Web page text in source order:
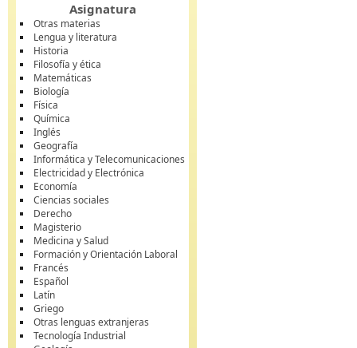
Asignatura
Otras materias
Lengua y literatura
Historia
Filosofía y ética
Matemáticas
Biología
Física
Química
Inglés
Geografía
Informática y Telecomunicaciones
Electricidad y Electrónica
Economía
Ciencias sociales
Derecho
Magisterio
Medicina y Salud
Formación y Orientación Laboral
Francés
Español
Latín
Griego
Otras lenguas extranjeras
Tecnología Industrial